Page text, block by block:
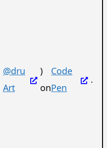
@dru
Art
)
on
Code
Pen
.